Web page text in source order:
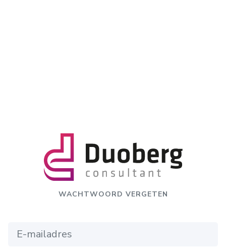
WACHTWOORD VERGETEN